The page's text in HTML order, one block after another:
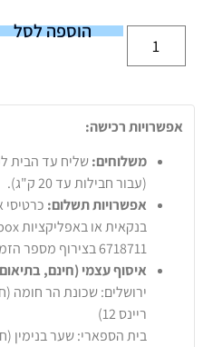
הוספה לסל
אפשרויות רכישה:
משלוחים:
(עבור חבילות עד 20 ק"ג).
אפשרויות תשלום:
6718711 בצירוף מספר הזמנה).
איסוף עצמי (חינם,
ירושלים: שכונת הר חומה
ריינס 12)
בית הספארי: שער בנימין